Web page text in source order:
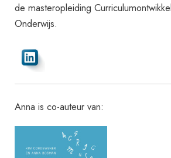
de masteropleiding
Onderwijs.
Anna is co-auteur van: